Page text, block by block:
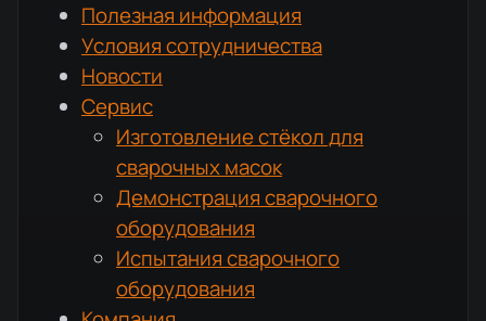
Полезная информация
Условия сотрудничества
Новости
Сервис
Изготовление стёкол для
сварочных масок
Демонстрация сварочного
оборудования
Испытания сварочного
оборудования